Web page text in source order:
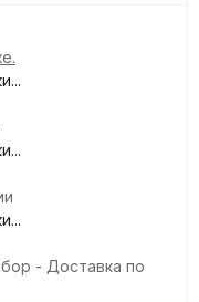
- Доставка по